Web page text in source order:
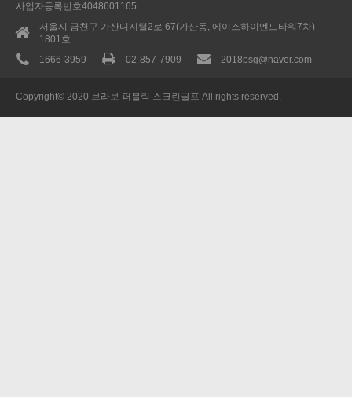
사업자등록번호4048601165
서울시 금천구 가산디지털2로 67(가산동, 에이스하이엔드타워7차)
1801호
1666-3959
02-857-7909 2018psg@naver.com
Copyright© 2020 브라보 퍼블릭 스크린골프 All rights reserved.